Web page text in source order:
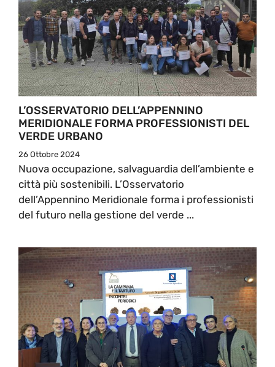
L’OSSERVATORIO DELL’APPENNINO
MERIDIONALE FORMA PROFESSIONISTI DEL
VERDE URBANO
26 Ottobre 2024
Nuova occupazione, salvaguardia dell’ambiente e
città più sostenibili. L’Osservatorio
dell’Appennino Meridionale forma i professionisti
del futuro nella gestione del verde ...